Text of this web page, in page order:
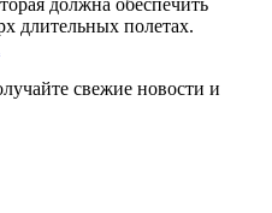
должна обеспечить
длительных полетах.
свежие новости и